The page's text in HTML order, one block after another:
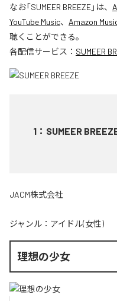
なお「SUMEER BREEZE」は、
YouTube Music、 Amazon
聴くことができる。
各配信サービス： SUMEER
1 ： SUMEER
JACM株式会社
ジャンル： アイドル(女性)
理想の少女